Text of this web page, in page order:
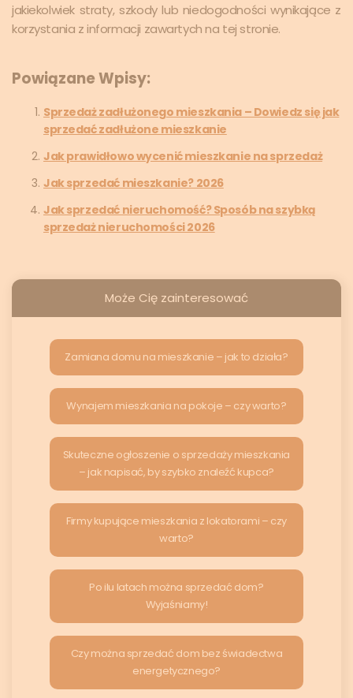
jakiekolwiek straty, szkody lub niedogodności wynikające z
korzystania z informacji zawartych na tej stronie.
Powiązane Wpisy:
Sprzedaż zadłużonego mieszkania – Dowiedz się jak
sprzedać zadłużone mieszkanie
Jak prawidłowo wycenić mieszkanie na sprzedaż
Jak sprzedać mieszkanie? 2026
Jak sprzedać nieruchomość? Sposób na szybką
sprzedaż nieruchomości 2026
Może Cię zainteresować
Zamiana domu na mieszkanie – jak to działa?
Wynajem mieszkania na pokoje – czy warto?
Skuteczne ogłoszenie o sprzedaży mieszkania
– jak napisać, by szybko znaleźć kupca?
Firmy kupujące mieszkania z lokatorami – czy
warto?
Po ilu latach można sprzedać dom?
Wyjaśniamy!
Czy można sprzedać dom bez świadectwa
energetycznego?